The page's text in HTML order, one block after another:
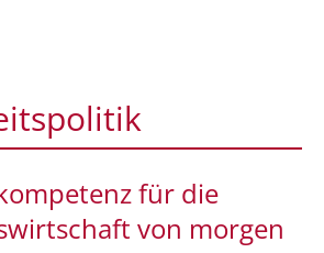
für die
von morgen